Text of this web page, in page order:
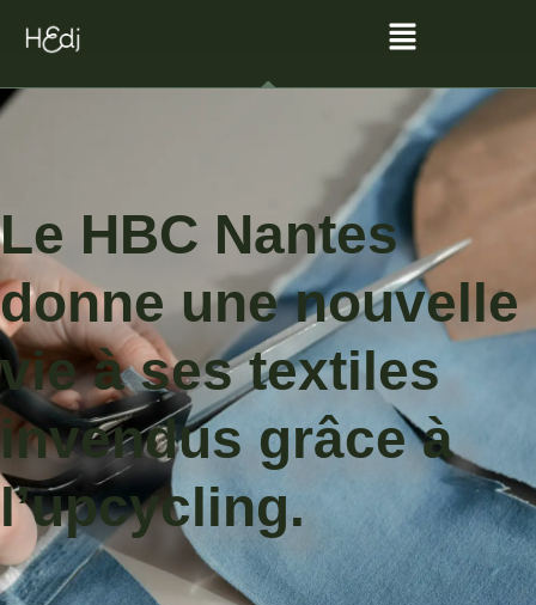
Le HBC Nantes
donne une nouvelle
vie à ses textiles
invendus grâce à
l’upcycling.